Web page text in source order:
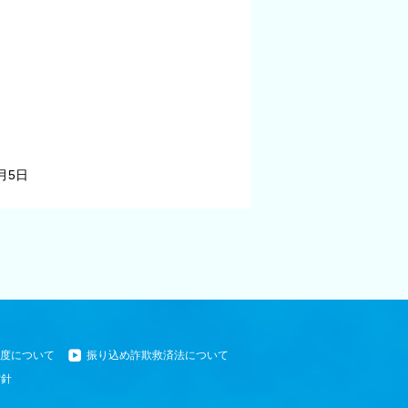
5日
について
振り込め詐欺救済法について